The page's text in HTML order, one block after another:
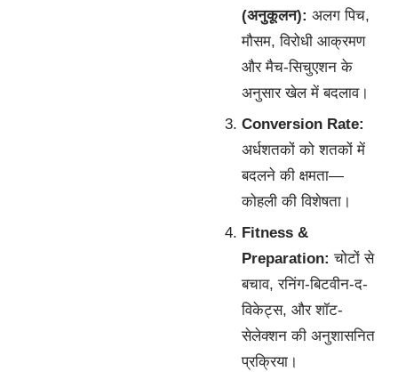
(अनुकूलन): अलग पिच,
मौसम, विरोधी आक्रमण
और मैच-सिचुएशन के
अनुसार खेल में बदलाव।
Conversion Rate:
अर्धशतकों को शतकों में
बदलने की क्षमता—
कोहली की विशेषता।
Fitness &
Preparation: चोटों से
बचाव, रनिंग-बिटवीन-द-
विकेट्स, और शॉट-
सेलेक्शन की अनुशासनित
प्रक्रिया।